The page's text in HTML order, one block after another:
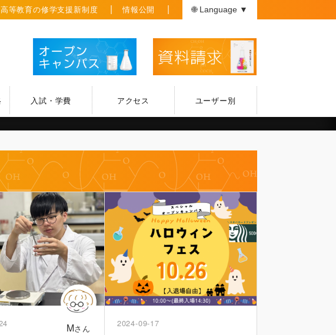
高等教育の修学支援新制度 情報公開 🌐 Language ▼
入試・学費 アクセス ユーザー別
Mさん 2024-09-17